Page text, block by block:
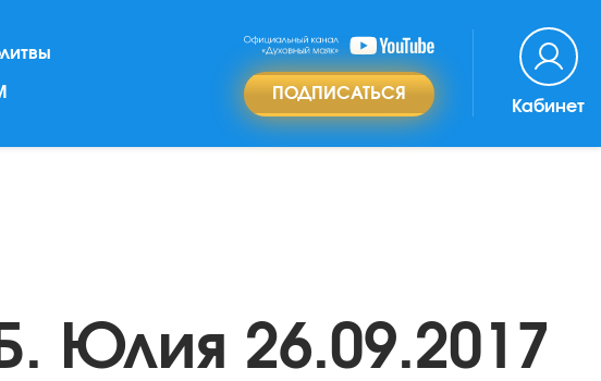
ПОДПИСАТЬСЯ
Кабинет
Юлия 26.09.2017